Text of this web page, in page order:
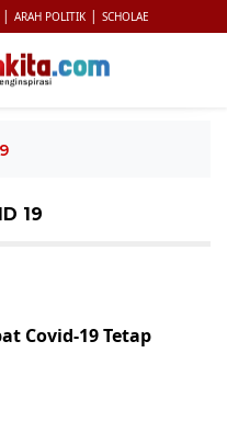
| ARAH POLITIK | SCHOLAE
19
Covid-19 Tetap